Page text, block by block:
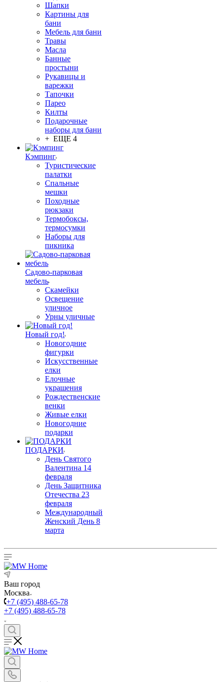
Шапки
Картины для
бани
Мебель для бани
Травы
Масла
Банные
простыни
Рукавицы и
варежки
Тапочки
Парео
Килты
Подарочные
наборы для бани
+ ЕЩЕ 4
Кэмпинг
Туристические
палатки
Спальные
мешки
Походные
рюкзаки
Термобоксы,
термосумки
Наборы для
пикника
Садово-парковая
мебель
Скамейки
Освещение
уличное
Урны уличные
Новый год!
Новогодние
фигурки
Искусственные
елки
Елочные
украшения
Рождественские
венки
Живые елки
Новогодние
подарки
ПОДАРКИ
День Святого
Валентина 14
февраля
День Защитника
Отечества 23
февраля
Международный
Женский День 8
марта
Ваш город
Москва
+7 (495) 488-65-78
+7 (495) 488-65-78